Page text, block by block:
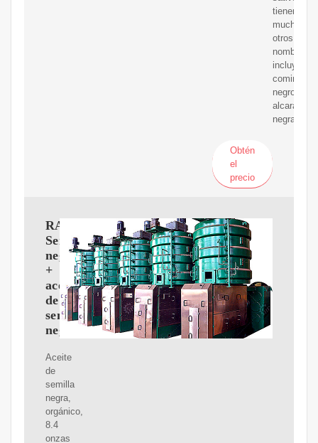
tienen
muchos
otros
nombres,
incluyendo
comino
negro,
alcaravea
negra
Obtén
el
precio
RAWYA
Semillas
negras
+
aceite
de
semillas
negras
Aceite
de
semilla
negra,
orgánico,
8.4
onzas